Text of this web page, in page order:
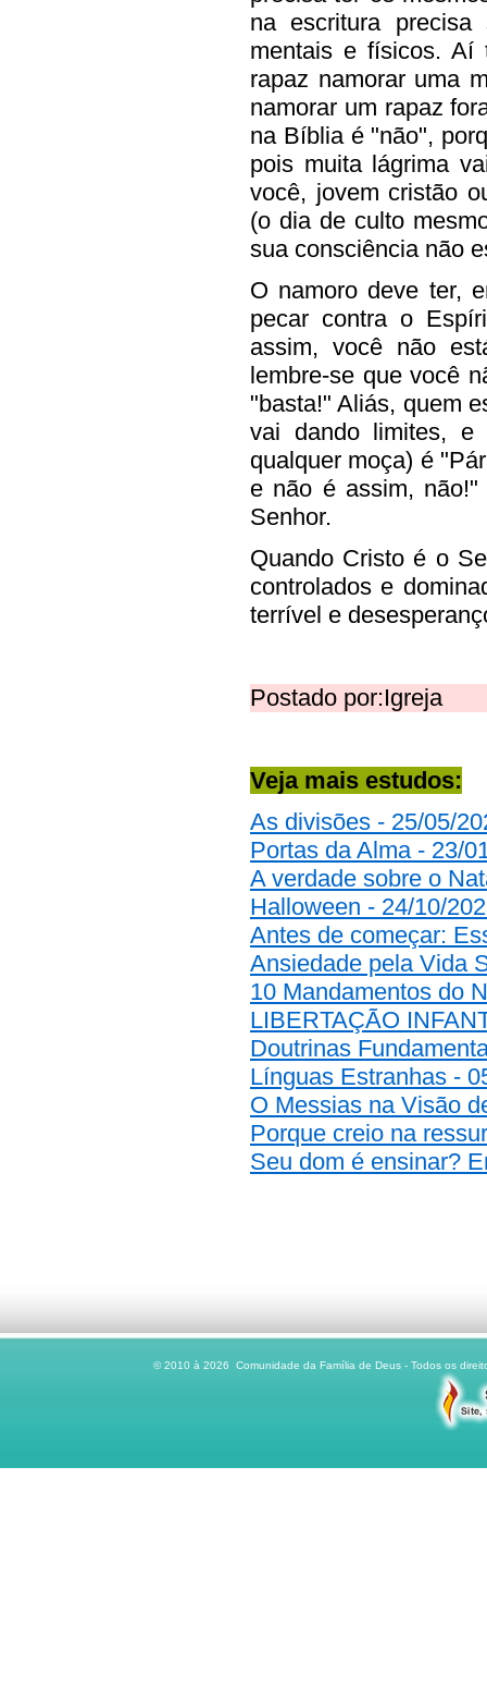
na escritura
mentais e físicos. Aí
rapaz namorar uma
namorar um rapaz
na Bíblia é "não",
pois muita lágrima
você, jovem cristão
(o dia de culto
sua consciência não
O namoro deve ter,
pecar contra o
assim, você não
lembre-se que você
"basta!" Aliás, quem
vai dando limites,
qualquer moça) é
e não é assim,
Senhor.
Quando Cristo é o
controlados e
terrível e
Postado por:Igreja
Veja mais estudos:
As divisões - 25/05/
Portas da Alma - 23/
A verdade sobre o
Halloween - 24/10/
Antes de começar:
Ansiedade pela Vida
10 Mandamentos do
LIBERTAÇÃO
Doutrinas
Línguas Estranhas -
O Messias na Visão
Porque creio na
Seu dom é ensinar?
© 2010 à 2026 Comunidade da Família de Deus - Todos os